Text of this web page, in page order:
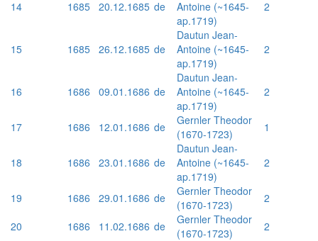
14
1685 20.12.1685 de
Antoine (~1645-
ap.1719)
2
15 1685 26.12.1685 de
Dautun Jean-
Antoine (~1645-
ap.1719)
2
16 1686 09.01.1686 de
Dautun Jean-
Antoine (~1645-
ap.1719)
2
17 1686 12.01.1686 de
Gernler Theodor
(1670-1723)
1
18 1686 23.01.1686 de
Dautun Jean-
Antoine (~1645-
ap.1719)
2
19 1686 29.01.1686 de
Gernler Theodor
(1670-1723)
2
20
1686 11.02.1686 de
Gernler Theodor
(1670-1723)
2